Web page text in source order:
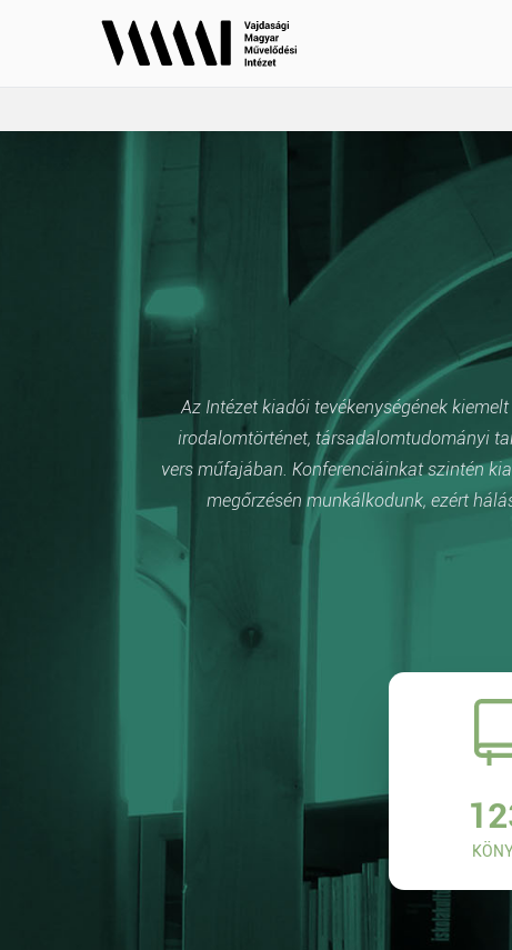
Az Intézet kiadói tevékenységének
irodalomtörténet, társadalomtudományi
vers műfajában. Konferenciáinkat szintén
megőrzésén munkálkodunk, ezért